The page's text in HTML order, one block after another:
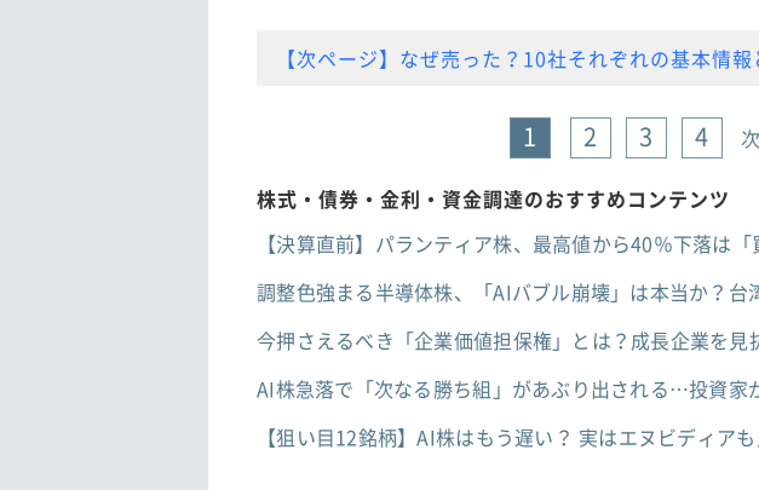
【次ページ】なぜ売った？10社それぞれの基本情
1 2 3 4
株式・債券・金利・資金調達のおすすめコンテンツ
【決算直前】パランティア株、最高値から40％下落は
調整色強まる半導体株、「AIバブル崩壊」は本当か？
今押さえるべき「企業価値担保権」とは？成長企業を
AI株急落で「次なる勝ち組」があぶり出される…投資家
【狙い目12銘柄】AI株はもう遅い？ 実はエヌビディア